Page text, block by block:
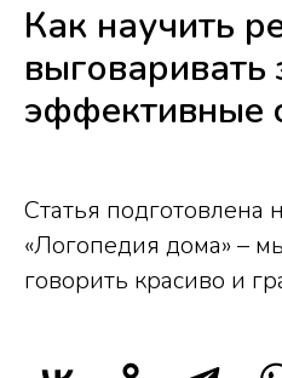
Как научить
выговаривать
эффективные
Статья подготовлена
«Логопедия дома» –
говорить красиво и